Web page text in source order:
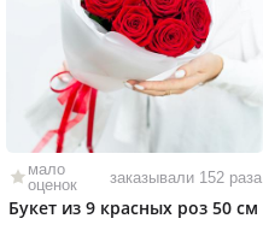
мало
оценок
заказывали 152 раза
Букет из 9 красных роз 50 см